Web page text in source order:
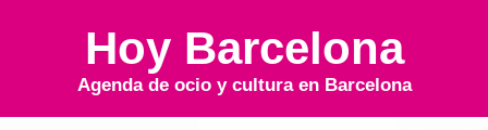
Hoy Barcelona
Agenda de ocio y cultura en Barcelona